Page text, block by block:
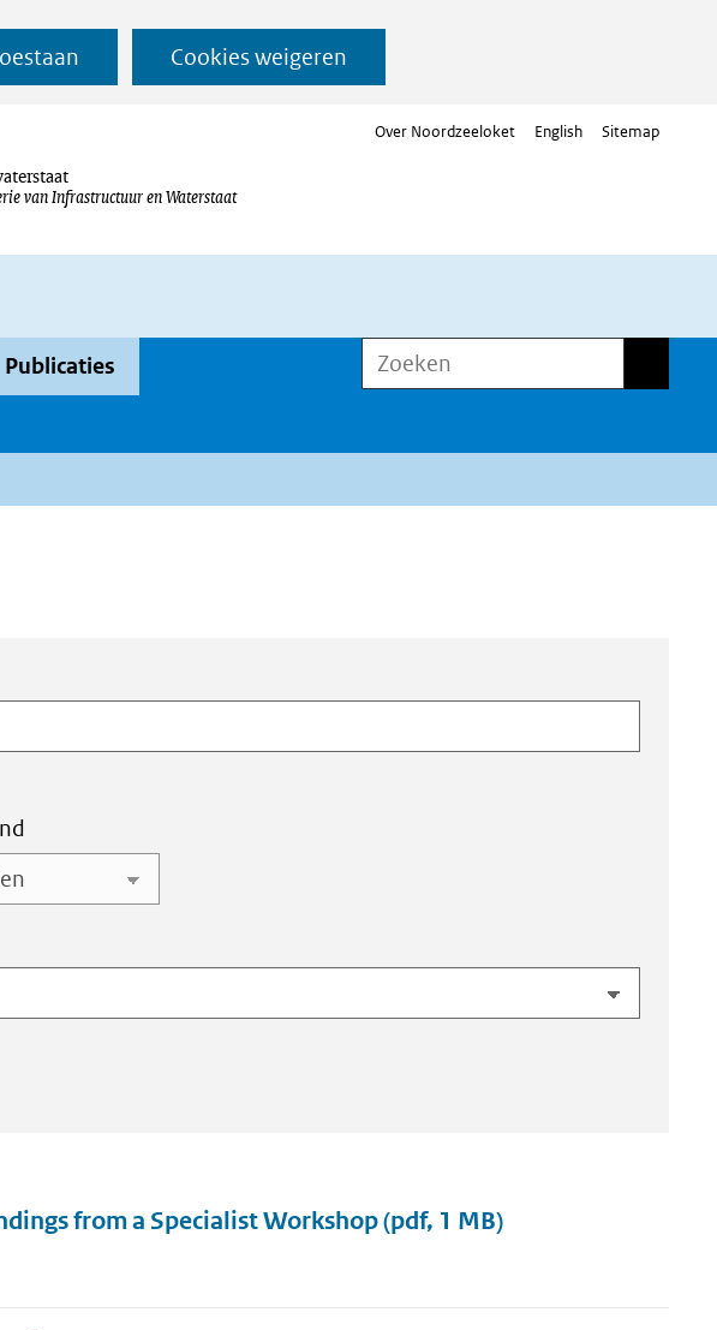
Cookies weigeren
van Infrastructuur en Waterstaat
Over Noordzeeloket English Sitemap
Publicaties Zoeken
from a Specialist Workshop(pdf, 1 MB)